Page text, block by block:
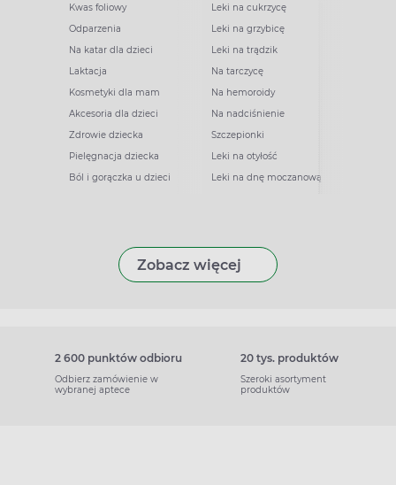
Kwas foliowy
Odparzenia
Na katar dla dzieci
Laktacja
Kosmetyki dla mam
Akcesoria dla dzieci
Zdrowie dziecka
Pielęgnacja dziecka
Ból i gorączka u dzieci
Leki na cukrzycę
Leki na grzybicę
Leki na trądzik
Na tarczycę
Na hemoroidy
Na nadciśnienie
Szczepionki
Leki na otyłość
Leki na dnę moczanową
Zobacz więcej
2 600 punktów odbioru
Odbierz zamówienie w
wybranej aptece
20 tys. produktów
Szeroki asortyment
produktów